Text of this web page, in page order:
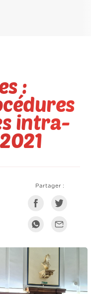
:
intra-
Partager :